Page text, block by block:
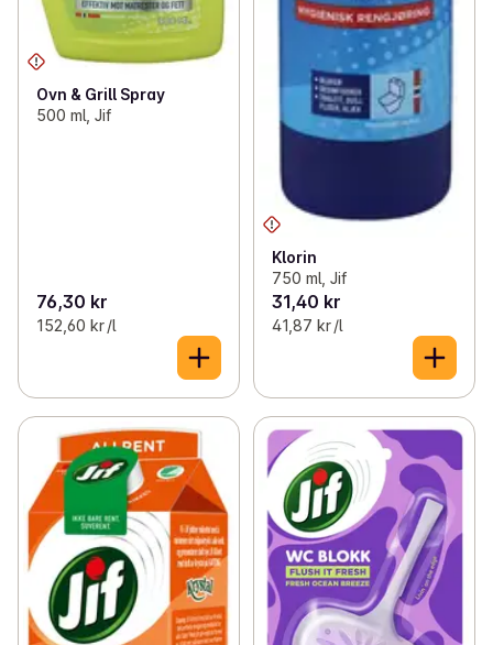
Ovn & Grill Spray
500 ml, Jif
76,30 kr
152,60 kr /l
Klorin
750 ml, Jif
31,40 kr
41,87 kr /l